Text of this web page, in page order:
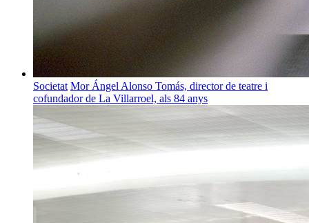
Societat Mor Ángel Alonso Tomás, director de teatre i
cofundador de La Villarroel, als 84 anys